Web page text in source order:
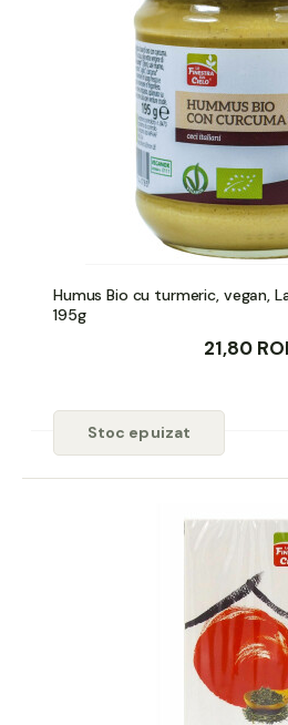
Humus Bio cu turmeric, vegan,
195g
21,80
Stoc epuizat